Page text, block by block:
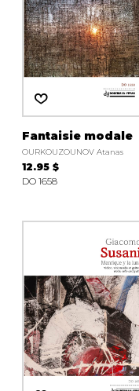
Fantaisie modale
OURKOUZOUNOV Atanas
12.95 $
DO 1658